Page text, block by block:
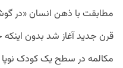
مطابقت با ذهن انسان «در گوشه
قرن جدید آغاز شد بدون
مکالمه در سطح یک کودک